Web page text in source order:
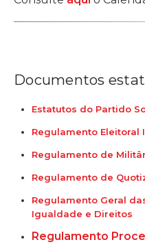
Documentos
Estatutos do Partido
Regulamento Eleitoral
Regulamento de
Regulamento de
Regulamento Geral
Igualdade e Direitos
Regulamento